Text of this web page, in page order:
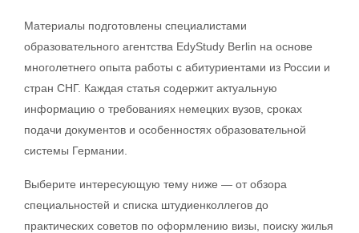
Материалы подготовлены специалистами
образовательного агентства EdyStudy Berlin на основе
многолетнего опыта работы с абитуриентами из России и
стран СНГ. Каждая статья содержит актуальную
информацию о требованиях немецких вузов, сроках
подачи документов и особенностях образовательной
системы Германии.
Выберите интересующую тему ниже — от обзора
специальностей и списка штудиенколлегов до
практических советов по оформлению визы, поиску жилья